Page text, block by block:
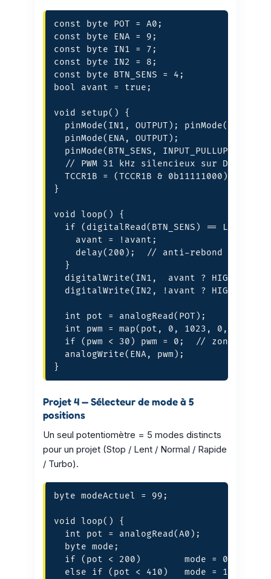
const byte POT = A0;
const byte ENA = 9;
const byte IN1 = 7;
const byte IN2 = 8;
const byte BTN_SENS = 4;
bool avant = true;
void setup() {
pinMode(IN1, OUTPUT); pinMode(IN2,
  pinMode(ENA, OUTPUT);
  pinMode(BTN_SENS, INPUT_PULLUP);
  // PWM 31 kHz silencieux sur D9/D10
  TCCR1B = (TCCR1B & 0b11111000) | 0x01;
}
void loop() {
  if (digitalRead(BTN_SENS) == LOW) {
    avant = !avant;
    delay(200);  // anti-rebond grossier
  }
digitalWrite(IN1,  avant ? HIGH :
digitalWrite(IN2, !avant ? HIGH :
  int pot = analogRead(POT);
  int pwm = map(pot, 0, 1023, 0, 255);
if (pwm < 30) pwm = 0;  // zone morte
  analogWrite(ENA, pwm);
}
Projet 4 — Sélecteur de mode à 5
positions
Un seul potentiomètre = 5 modes distincts
pour un projet (Stop / Lent / Normal / Rapide
/ Turbo).
byte modeActuel = 99;
void loop() {
  int pot = analogRead(A0);
  byte mode;
if (pot < 200)        mode = 0;  //
else if (pot < 410)   mode = 1;  //